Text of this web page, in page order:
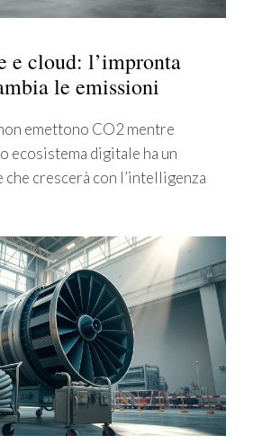
e cloud: l’impronta
le emissioni
emettono CO2 mentre
ecosistema digitale ha un
crescerà con l’intelligenza